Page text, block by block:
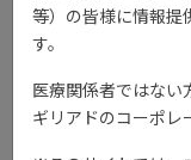
ルド調査（海外デー
等）の皆様に情報提
す。
医療関係者ではない
ギリアドのコーポレ